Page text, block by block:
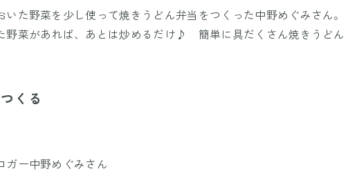
た野菜を少し使って焼きうどん弁当をつくった中野めぐみさん。
野菜があれば、あとは炒めるだけ♪ 簡単に具だくさん焼きうどん
くる
ガー中野めぐみさん